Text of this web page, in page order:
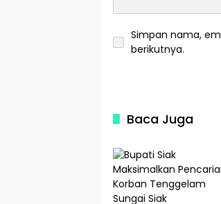
Simpan nama,
berikutnya.
Baca Juga